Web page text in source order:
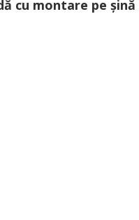
cu montare pe